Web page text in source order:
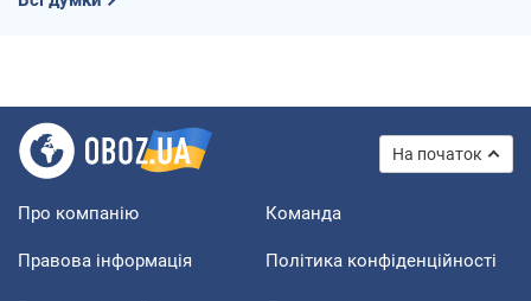
На початок
Про компанію Команда
Правова інформація Політика конфіденційності